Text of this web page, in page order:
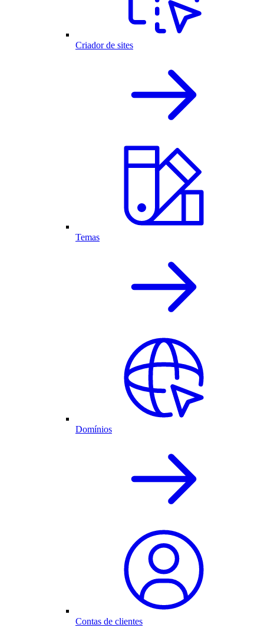
Criador de sites
Temas
Domínios
Contas de clientes